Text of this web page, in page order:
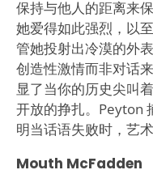
保持与他人的距离来
她爱得如此强烈，以
管她投射出冷漠的外
创造性激情而非对话
显了当你的历史尖叫
开放的挣扎。Peyton
明当话语失败时，艺
Mouth McFadden